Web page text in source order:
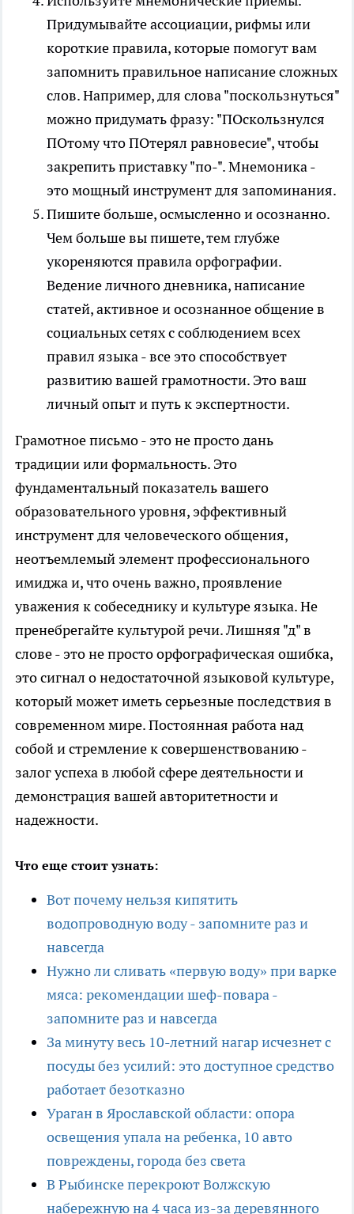
Придумывайте ассоциации, рифмы или
короткие правила, которые помогут вам
запомнить правильное написание сложных
слов. Например, для слова "поскользнуться"
можно придумать фразу: "ПОскользнулся
ПОтому что ПОтерял равновесие", чтобы
закрепить приставку "по-". Мнемоника -
это мощный инструмент для запоминания.
Пишите больше, осмысленно и осознанно.
Чем больше вы пишете, тем глубже
укореняются правила орфографии.
Ведение личного дневника, написание
статей, активное и осознанное общение в
социальных сетях с соблюдением всех
правил языка - все это способствует
развитию вашей грамотности. Это ваш
личный опыт и путь к экспертности.
Грамотное письмо - это не просто дань
традиции или формальность. Это
фундаментальный показатель вашего
образовательного уровня, эффективный
инструмент для человеческого общения,
неотъемлемый элемент профессионального
имиджа и, что очень важно, проявление
уважения к собеседнику и культуре языка. Не
пренебрегайте культурой речи. Лишняя "д" в
слове - это не просто орфографическая ошибка,
это сигнал о недостаточной языковой культуре,
который может иметь серьезные последствия в
современном мире. Постоянная работа над
собой и стремление к совершенствованию -
залог успеха в любой сфере деятельности и
демонстрация вашей авторитетности и
надежности.
Что еще стоит узнать:
Вот почему нельзя кипятить
водопроводную воду - запомните раз и
навсегда
Нужно ли сливать «первую воду» при варке
мяса: рекомендации шеф-повара -
запомните раз и навсегда
За минуту весь 10-летний нагар исчезнет с
посуды без усилий: это доступное средство
работает безотказно
Ураган в Ярославской области: опора
освещения упала на ребенка, 10 авто
повреждены, города без света
В Рыбинске перекроют Волжскую
набережную на 4 часа из-за деревянного